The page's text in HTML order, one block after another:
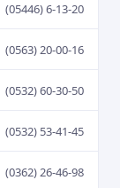
(05446) 6-13-20
(0563) 20-00-16
(0532) 60-30-50
(0532) 53-41-45
(0362) 26-46-98